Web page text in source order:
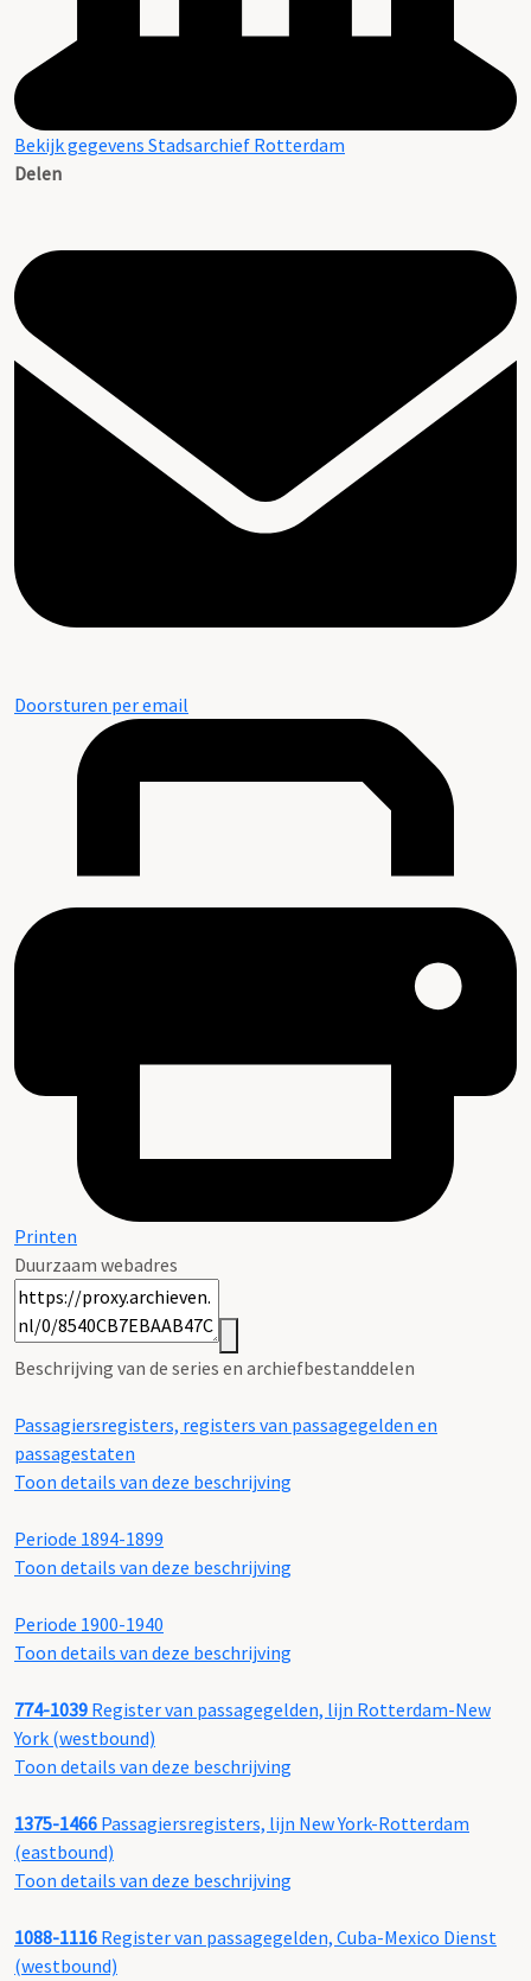
Bekijk gegevens Stadsarchief Rotterdam
Delen
Doorsturen per email
Printen
Duurzaam webadres
Beschrijving van de series en archiefbestanddelen
Passagiersregisters, registers van passagegelden en
passagestaten
Toon details van deze beschrijving
Periode 1894-1899
Toon details van deze beschrijving
Periode 1900-1940
Toon details van deze beschrijving
774-1039 Register van passagegelden, lijn Rotterdam-New
York (westbound)
Toon details van deze beschrijving
1375-1466 Passagiersregisters, lijn New York-Rotterdam
(eastbound)
Toon details van deze beschrijving
1088-1116 Register van passagegelden, Cuba-Mexico Dienst
(westbound)